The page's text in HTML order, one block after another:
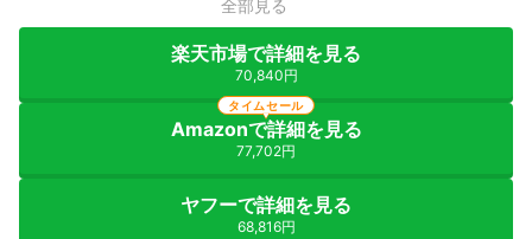
全部見る
楽天市場で詳細を見る
70,840円
Amazonで詳細を見る
77,702円
タイムセール
ヤフーで詳細を見る
68,816円